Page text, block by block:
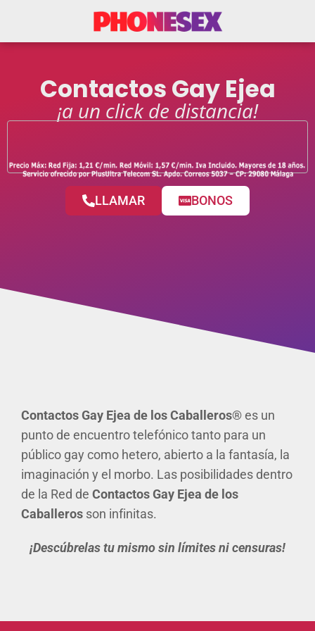
Contactos Gay Ejea
¡a un click de distancia!
LLAMAR BONOS
Contactos Gay Ejea de los Caballeros®es un
punto de encuentro telefónico tanto para un
público gay como hetero, abierto a la fantasía, la
imaginación y el morbo. Las posibilidades dentro
de la Red de Contactos Gay Ejea de los
Caballeros son infinitas.
¡Descúbrelas tu mismo sin límites ni censuras!